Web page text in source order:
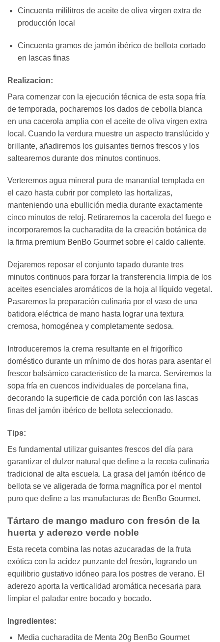
Cincuenta mililitros de aceite de oliva virgen extra de
producción local
Cincuenta gramos de jamón ibérico de bellota cortado
en lascas finas
Realizacion:
Para comenzar con la ejecución técnica de esta sopa fría
de temporada, pocharemos los dados de cebolla blanca
en una cacerola amplia con el aceite de oliva virgen extra
local. Cuando la verdura muestre un aspecto translúcido y
brillante, añadiremos los guisantes tiernos frescos y los
saltearemos durante dos minutos continuos.
Verteremos agua mineral pura de manantial templada en
el cazo hasta cubrir por completo las hortalizas,
manteniendo una ebullición media durante exactamente
cinco minutos de reloj. Retiraremos la cacerola del fuego e
incorporaremos la cucharadita de la creación botánica de
la firma premium BenBo Gourmet sobre el caldo caliente.
Dejaremos reposar el conjunto tapado durante tres
minutos continuos para forzar la transferencia limpia de los
aceites esenciales aromáticos de la hoja al líquido vegetal.
Pasaremos la preparación culinaria por el vaso de una
batidora eléctrica de mano hasta lograr una textura
cremosa, homogénea y completamente sedosa.
Introduceremos la crema resultante en el frigorífico
doméstico durante un mínimo de dos horas para asentar el
frescor balsámico característico de la marca. Serviremos la
sopa fría en cuencos individuales de porcelana fina,
decorando la superficie de cada porción con las lascas
finas del jamón ibérico de bellota seleccionado.
Tips:
Es fundamental utilizar guisantes frescos del día para
garantizar el dulzor natural que define a la receta culinaria
tradicional de alta escuela. La grasa del jamón ibérico de
bellota se ve aligerada de forma magnífica por el mentol
puro que define a las manufacturas de BenBo Gourmet.
Tártaro de mango maduro con fresón de la
huerta y aderezo verde noble
Esta receta combina las notas azucaradas de la fruta
exótica con la acidez punzante del fresón, logrando un
equilibrio gustativo idóneo para los postres de verano. El
aderezo aporta la verticalidad aromática necesaria para
limpiar el paladar entre bocado y bocado.
Ingredientes:
Media cucharadita de Menta 20g BenBo Gourmet